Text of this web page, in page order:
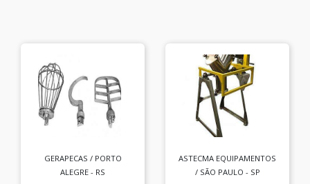
GERAPECAS / PORTO
ALEGRE - RS
ASTECMA EQUIPAMENTOS
/ SÃO PAULO - SP